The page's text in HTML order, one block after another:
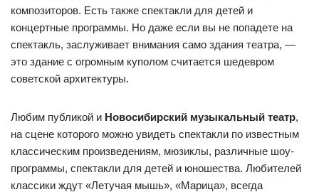
композиторов. Есть также спектакли для детей и
концертные программы. Но даже если вы не попадете на
спектакль, заслуживает внимания само здания театра, —
это здание с огромным куполом считается шедевром
советской архитектуры.
Любим публикой и Новосибирский музыкальный театр,
на сцене которого можно увидеть спектакли по известным
классическим произведениям, мюзиклы, различные шоу-
программы, спектакли для детей и юношества. Любителей
классики ждут «Летучая мышь», «Марица», всегда